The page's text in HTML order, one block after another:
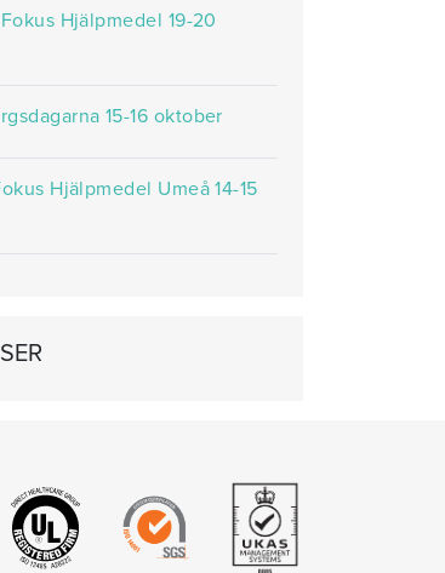
Hjälpmedel 19-20
15-16 oktober
Hjälpmedel Umeå 14-15